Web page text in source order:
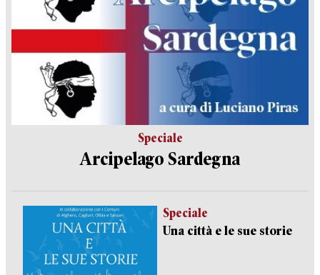
Speciale
Arcipelago Sardegna
Speciale
Una città e le sue storie